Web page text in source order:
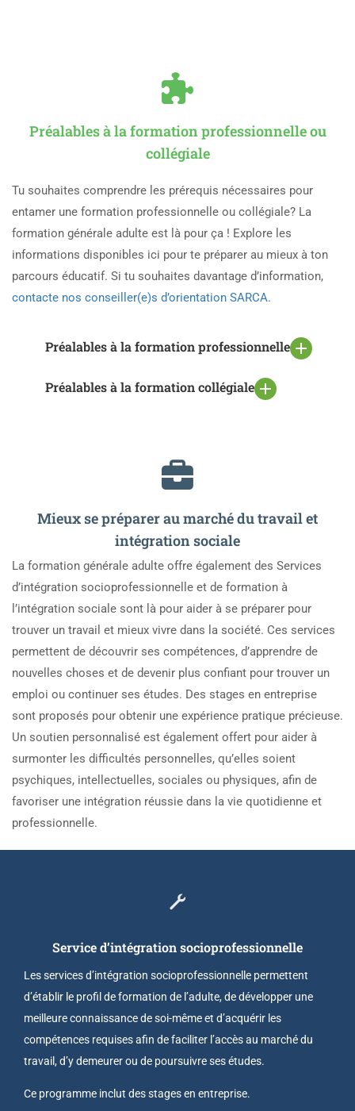
Préalables à la formation professionnelle ou
collégiale
Tu souhaites comprendre les prérequis nécessaires pour
entamer une formation professionnelle ou collégiale? La
formation générale adulte est là pour ça ! Explore les
informations disponibles ici pour te préparer au mieux à ton
parcours éducatif. Si tu souhaites davantage d’information,
contacte nos conseiller(e)s d’orientation SARCA.
Préalables à la formation professionnelle
Préalables à la formation collégiale
Mieux se préparer au marché du travail et
intégration sociale
La formation générale adulte offre également des Services
d’intégration socioprofessionnelle et de formation à
l’intégration sociale sont là pour aider à se préparer pour
trouver un travail et mieux vivre dans la société. Ces services
permettent de découvrir ses compétences, d’apprendre de
nouvelles choses et de devenir plus confiant pour trouver un
emploi ou continuer ses études. Des stages en entreprise
sont proposés pour obtenir une expérience pratique précieuse.
Un soutien personnalisé est également offert pour aider à
surmonter les difficultés personnelles, qu’elles soient
psychiques, intellectuelles, sociales ou physiques, afin de
favoriser une intégration réussie dans la vie quotidienne et
professionnelle.
Service d’intégration socioprofessionnelle
Les services d’intégration socioprofessionnelle permettent
d’établir le profil de formation de l’adulte, de développer une
meilleure connaissance de soi-même et d’acquérir les
compétences requises afin de faciliter l’accès au marché du
travail, d’y demeurer ou de poursuivre ses études.
Ce programme inclut des stages en entreprise.